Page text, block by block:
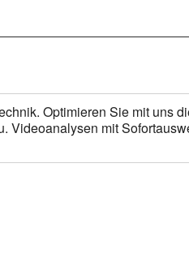
Optimieren Sie mit uns
Videoanalysen mit